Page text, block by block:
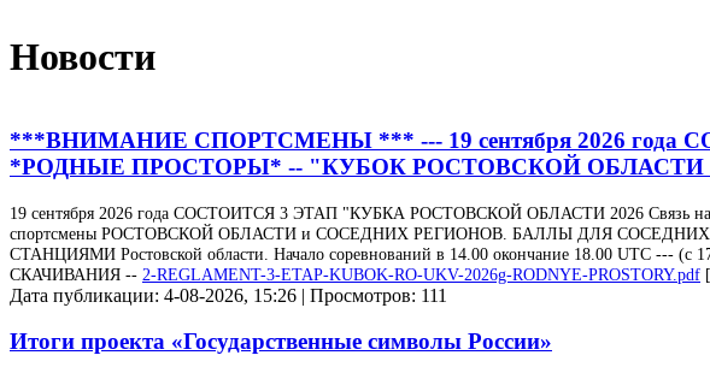
Новости
***ВНИМАНИЕ СПОРТСМЕНЫ *** --- 19 сентября 2026 года
*РОДНЫЕ ПРОСТОРЫ* -- "КУБОК РОСТОВСКОЙ ОБЛАСТИ
19 сентября 2026 года СОСТОИТСЯ 3 ЭТАП "КУБКА РОСТОВСКОЙ ОБЛАСТИ 2026
спортсмены РОСТОВСКОЙ ОБЛАСТИ и СОСЕДНИХ РЕГИОНОВ. БАЛЛЫ ДЛЯ
СТАНЦИЯМИ Ростовской области. Начало соревнований в 14.00 окончание 18.00 UTC ---
СКАЧИВАНИЯ -- 2-REGLAMENT-3-ETAP-KUBOK-RO-UKV-2026g-RODNYE-PROSTORY.pdf
Дата публикации: 4-08-2026, 15:26 | Просмотров: 111
Итоги проекта «Государственные символы России»